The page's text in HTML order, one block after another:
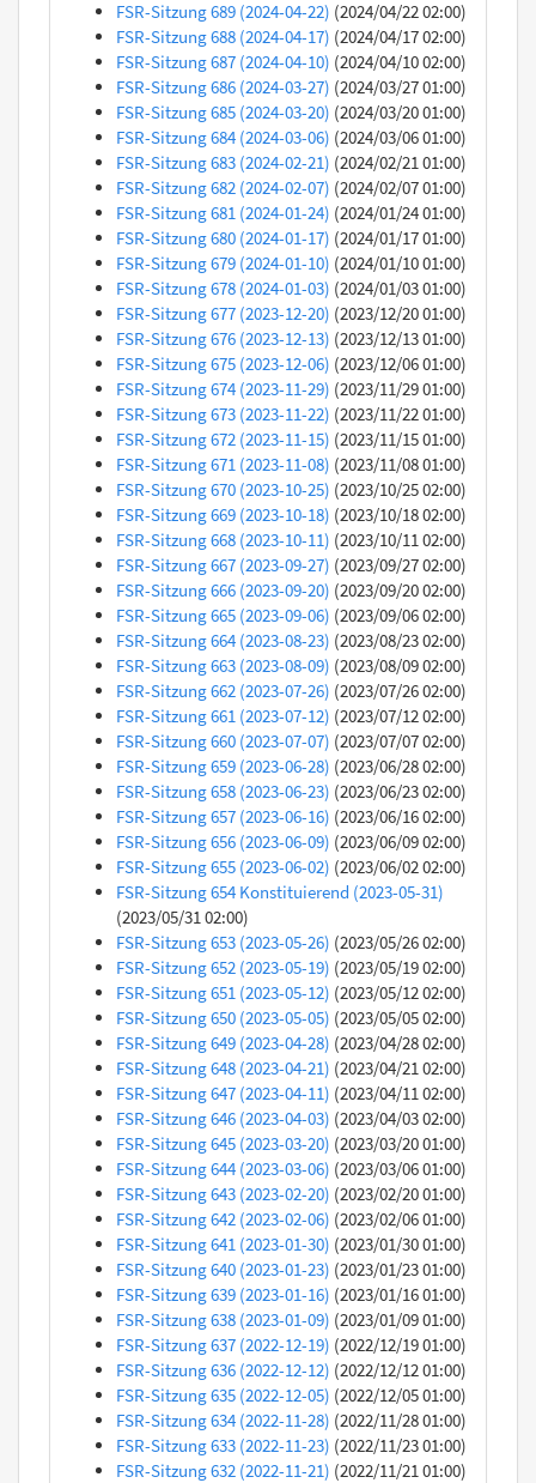
FSR-Sitzung 689 (2024-04-22) (2024/04/22 02:00)
FSR-Sitzung 688 (2024-04-17) (2024/04/17 02:00)
FSR-Sitzung 687 (2024-04-10) (2024/04/10 02:00)
FSR-Sitzung 686 (2024-03-27) (2024/03/27 01:00)
FSR-Sitzung 685 (2024-03-20) (2024/03/20 01:00)
FSR-Sitzung 684 (2024-03-06) (2024/03/06 01:00)
FSR-Sitzung 683 (2024-02-21) (2024/02/21 01:00)
FSR-Sitzung 682 (2024-02-07) (2024/02/07 01:00)
FSR-Sitzung 681 (2024-01-24) (2024/01/24 01:00)
FSR-Sitzung 680 (2024-01-17) (2024/01/17 01:00)
FSR-Sitzung 679 (2024-01-10) (2024/01/10 01:00)
FSR-Sitzung 678 (2024-01-03) (2024/01/03 01:00)
FSR-Sitzung 677 (2023-12-20) (2023/12/20 01:00)
FSR-Sitzung 676 (2023-12-13) (2023/12/13 01:00)
FSR-Sitzung 675 (2023-12-06) (2023/12/06 01:00)
FSR-Sitzung 674 (2023-11-29) (2023/11/29 01:00)
FSR-Sitzung 673 (2023-11-22) (2023/11/22 01:00)
FSR-Sitzung 672 (2023-11-15) (2023/11/15 01:00)
FSR-Sitzung 671 (2023-11-08) (2023/11/08 01:00)
FSR-Sitzung 670 (2023-10-25) (2023/10/25 02:00)
FSR-Sitzung 669 (2023-10-18) (2023/10/18 02:00)
FSR-Sitzung 668 (2023-10-11) (2023/10/11 02:00)
FSR-Sitzung 667 (2023-09-27) (2023/09/27 02:00)
FSR-Sitzung 666 (2023-09-20) (2023/09/20 02:00)
FSR-Sitzung 665 (2023-09-06) (2023/09/06 02:00)
FSR-Sitzung 664 (2023-08-23) (2023/08/23 02:00)
FSR-Sitzung 663 (2023-08-09) (2023/08/09 02:00)
FSR-Sitzung 662 (2023-07-26) (2023/07/26 02:00)
FSR-Sitzung 661 (2023-07-12) (2023/07/12 02:00)
FSR-Sitzung 660 (2023-07-07) (2023/07/07 02:00)
FSR-Sitzung 659 (2023-06-28) (2023/06/28 02:00)
FSR-Sitzung 658 (2023-06-23) (2023/06/23 02:00)
FSR-Sitzung 657 (2023-06-16) (2023/06/16 02:00)
FSR-Sitzung 656 (2023-06-09) (2023/06/09 02:00)
FSR-Sitzung 655 (2023-06-02) (2023/06/02 02:00)
FSR-Sitzung 654 Konstituierend (2023-05-31)
(2023/05/31 02:00)
FSR-Sitzung 653 (2023-05-26) (2023/05/26 02:00)
FSR-Sitzung 652 (2023-05-19) (2023/05/19 02:00)
FSR-Sitzung 651 (2023-05-12) (2023/05/12 02:00)
FSR-Sitzung 650 (2023-05-05) (2023/05/05 02:00)
FSR-Sitzung 649 (2023-04-28) (2023/04/28 02:00)
FSR-Sitzung 648 (2023-04-21) (2023/04/21 02:00)
FSR-Sitzung 647 (2023-04-11) (2023/04/11 02:00)
FSR-Sitzung 646 (2023-04-03) (2023/04/03 02:00)
FSR-Sitzung 645 (2023-03-20) (2023/03/20 01:00)
FSR-Sitzung 644 (2023-03-06) (2023/03/06 01:00)
FSR-Sitzung 643 (2023-02-20) (2023/02/20 01:00)
FSR-Sitzung 642 (2023-02-06) (2023/02/06 01:00)
FSR-Sitzung 641 (2023-01-30) (2023/01/30 01:00)
FSR-Sitzung 640 (2023-01-23) (2023/01/23 01:00)
FSR-Sitzung 639 (2023-01-16) (2023/01/16 01:00)
FSR-Sitzung 638 (2023-01-09) (2023/01/09 01:00)
FSR-Sitzung 637 (2022-12-19) (2022/12/19 01:00)
FSR-Sitzung 636 (2022-12-12) (2022/12/12 01:00)
FSR-Sitzung 635 (2022-12-05) (2022/12/05 01:00)
FSR-Sitzung 634 (2022-11-28) (2022/11/28 01:00)
FSR-Sitzung 633 (2022-11-23) (2022/11/23 01:00)
FSR-Sitzung 632 (2022-11-21) (2022/11/21 01:00)